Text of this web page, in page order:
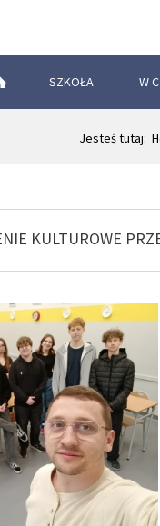
SZKOŁA W
Jesteś tutaj:
KULTUROWE